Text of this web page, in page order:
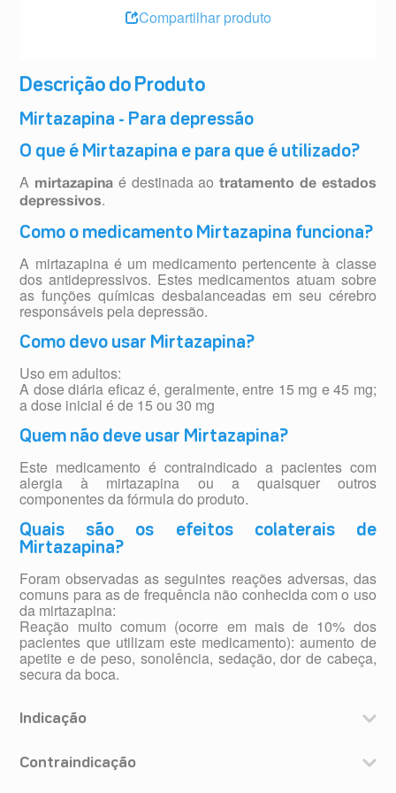
Descrição do Produto
Mirtazapina - Para depressão
O que é Mirtazapina e para que é utilizado?
A mirtazapina é destinada ao tratamento de estados
depressivos.
Como o medicamento Mirtazapina funciona?
A mirtazapina é um medicamento pertencente à classe
dos antidepressivos. Estes medicamentos atuam sobre
as funções químicas desbalanceadas em seu cérebro
responsáveis pela depressão.
Como devo usar Mirtazapina?
Uso em adultos:
A dose diária eficaz é, geralmente, entre 15 mg e 45 mg;
a dose inicial é de 15 ou 30 mg
Quem não deve usar Mirtazapina?
Este medicamento é contraindicado a pacientes com
alergia à mirtazapina ou a quaisquer outros
componentes da fórmula do produto.
Quais são os efeitos colaterais de
Mirtazapina?
Foram observadas as seguintes reações adversas, das
comuns para as de frequência não conhecida com o uso
da mirtazapina:
Reação muito comum (ocorre em mais de 10% dos
pacientes que utilizam este medicamento): aumento de
apetite e de peso, sonolência, sedação, dor de cabeça,
secura da boca.
Indicação
depressivos.
Contraindicação
Compartilhar produto